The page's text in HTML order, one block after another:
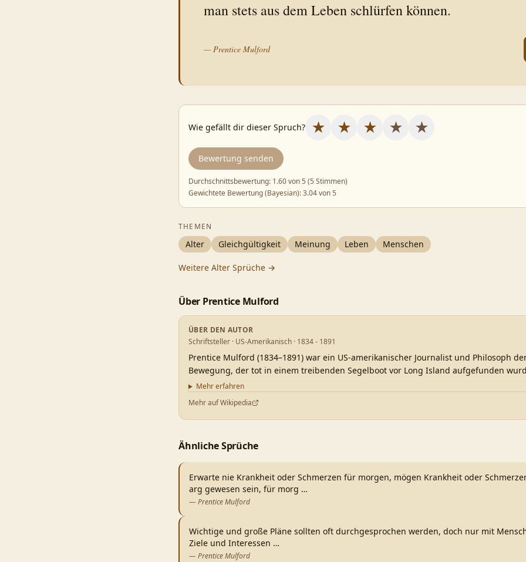
man stets aus dem Leben schlürfen können.
—Prentice Mulford
Wie gefällt dir dieser Spruch? ★ ★ ★ ★ ★
Bewertung senden
Durchschnittsbewertung: 1.60von 5 (5 Stimmen)
Gewichtete Bewertung (Bayesian):3.04von 5
THEMEN
Alter Gleichgültigkeit Meinung Leben Menschen
Weitere Alter Sprüche →
Über Prentice Mulford
ÜBER DEN AUTOR
Schriftsteller · US-Amerikanisch · 1834 - 1891
Prentice Mulford (1834–1891) war ein US-amerikanischer Journalist und Philosoph
Bewegung, der tot in einem treibenden Segelboot vor Long Island aufgefunden
Mehr erfahren
Mehr auf Wikipedia
Ähnliche Sprüche
Erwarte nie Krankheit oder Schmerzen für morgen, mögen Krankheit oder
arg gewesen sein, für morg …
— Prentice Mulford
Wichtige und große Pläne sollten oft durchgesprochen werden, doch nur mit
Ziele und Interessen …
— Prentice Mulford